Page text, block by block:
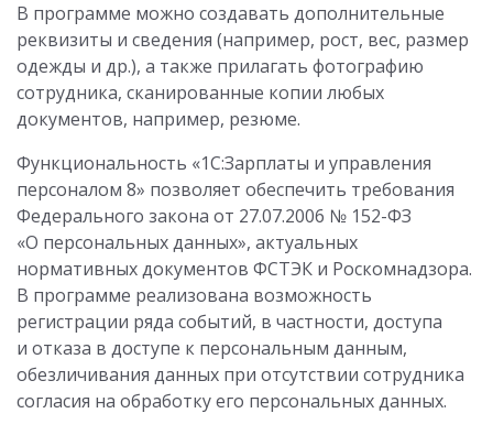
В программе можно создавать дополнительные
реквизиты и сведения (например, рост, вес, размер
одежды и др.), а также прилагать фотографию
сотрудника, сканированные копии любых
документов, например, резюме.
Функциональность «1С:Зарплаты и управления
персоналом 8» позволяет обеспечить требования
Федерального закона от 27.07.2006 № 152-ФЗ
«О персональных данных», актуальных
нормативных документов ФСТЭК и Роскомнадзора.
В программе реализована возможность
регистрации ряда событий, в частности, доступа
и отказа в доступе к персональным данным,
обезличивания данных при отсутствии сотрудника
согласия на обработку его персональных данных.